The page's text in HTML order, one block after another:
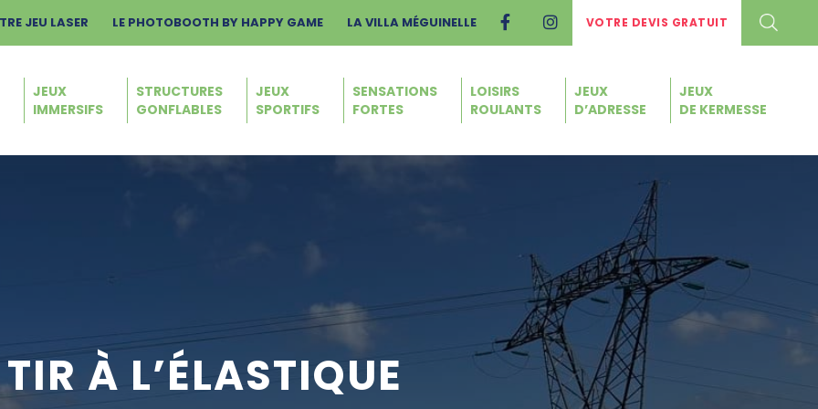
JEU LASER LE PHOTOBOOTH BY HAPPY GAME LA VILLA MÉGUINELLE VOTRE DEVIS GRATUIT
JEUX
IMMERSIFS
STRUCTURES
GONFLABLES
JEUX
SPORTIFS
SENSATIONS
FORTES
LOISIRS
ROULANTS
JEUX
D’ADRESSE
JEUX
DE KERMESSE
TIR À L’ÉLASTIQUE